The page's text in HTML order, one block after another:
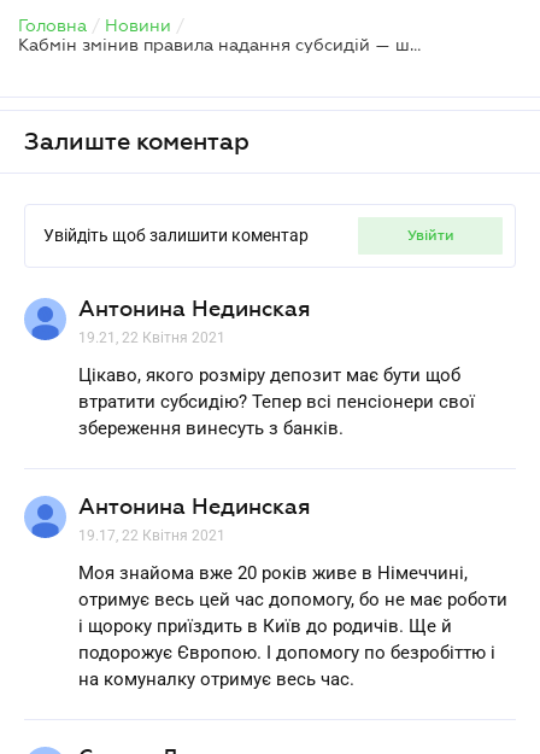
Головна / Новини /
Кабмін змінив правила надання субсидій — шанси зменшать депозити, дивіденди і закордонні поїздки
Залиште коментар
Увійдіть щоб залишити коментар увійти
Антонина Нединская
19.21, 22 Квітня 2021
Цікаво, якого розміру депозит має бути щоб
втратити субсидію? Тепер всі пенсіонери свої
збереження винесуть з банків.
Антонина Нединская
19.17, 22 Квітня 2021
Моя знайома вже 20 років живе в Німеччині,
отримує весь цей час допомогу, бо не має роботи
і щороку приїздить в Київ до родичів. Ще й
подорожує Європою. І допомогу по безробіттю і
на комуналку отримує весь час.